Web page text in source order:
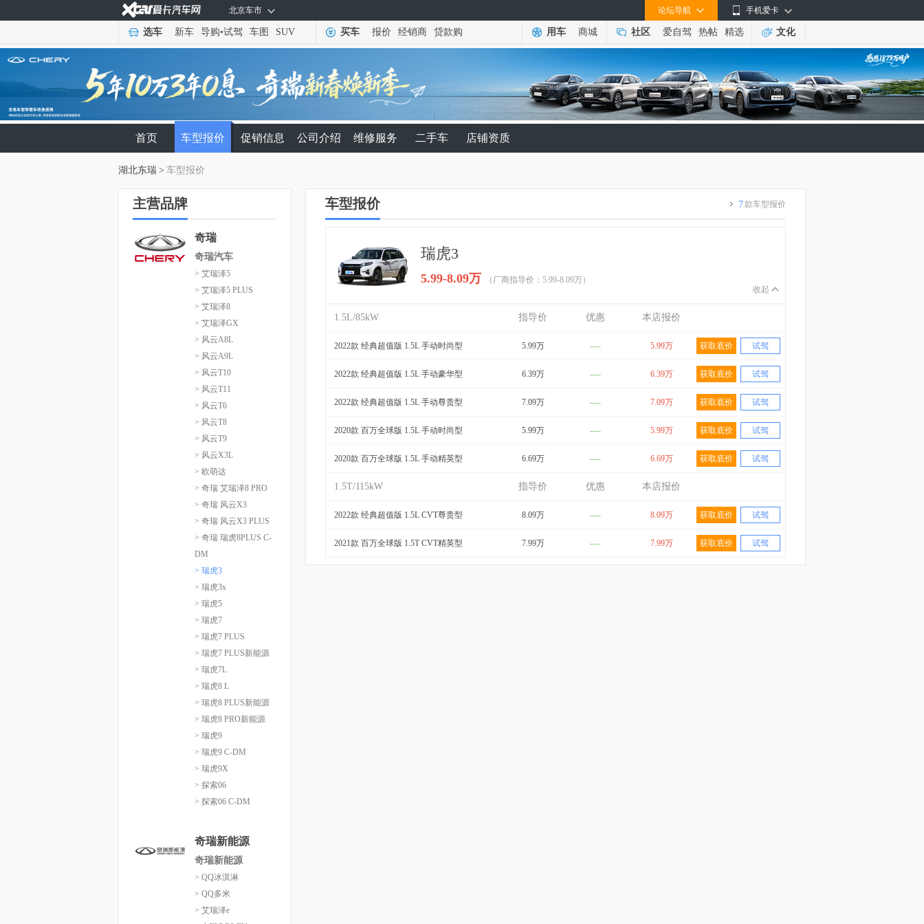
手机爱卡
论坛导航
北京车市
选车 新车 导购•试驾 车图 SUV 买车 报价 经销商 贷款购 用车 商城 社区 爱自驾 热帖 精选 文化
首页 车型报价 促销信息 公司介绍 维修服务 二手车 店铺资质
湖北东瑞 > 车型报价
主营品牌
奇瑞
奇瑞汽车
> 艾瑞泽5
> 艾瑞泽5 PLUS
> 艾瑞泽8
> 艾瑞泽GX
> 风云A8L
> 风云A9L
> 风云T10
> 风云T11
> 风云T6
> 风云T8
> 风云T9
> 风云X3L
> 欧萌达
> 奇瑞 艾瑞泽8 PRO
> 奇瑞 风云X3
> 奇瑞 风云X3 PLUS
> 奇瑞 瑞虎8PLUS C-
DM
> 瑞虎3
> 瑞虎3x
> 瑞虎5
> 瑞虎7
> 瑞虎7 PLUS
> 瑞虎7 PLUS新能源
> 瑞虎7L
> 瑞虎8 L
> 瑞虎8 PLUS新能源
> 瑞虎8 PRO新能源
> 瑞虎9
> 瑞虎9 C-DM
> 瑞虎9X
> 探索06
> 探索06 C-DM
奇瑞新能源
奇瑞新能源
> QQ冰淇淋
> QQ多米
> 艾瑞泽e
车型报价 7款车型报价
瑞虎3
5.99-8.09万
（厂商指导价：5.99-8.09万）
收起
1.5L/85kW 指导价 优惠 本店报价
2022款 经典超值版 1.5L 手动时尚型 5.99万 ---- 5.99万 获取底价 试驾
2022款 经典超值版 1.5L 手动豪华型 6.39万 ---- 6.39万 获取底价 试驾
2022款 经典超值版 1.5L 手动尊贵型 7.09万 ---- 7.09万 获取底价 试驾
2020款 百万全球版 1.5L 手动时尚型 5.99万 ---- 5.99万 获取底价 试驾
2020款 百万全球版 1.5L 手动精英型 6.69万 ---- 6.69万 获取底价 试驾
1.5T/115kW 指导价 优惠 本店报价
2022款 经典超值版 1.5L CVT尊贵型 8.09万 ---- 8.09万 获取底价 试驾
2021款 百万全球版 1.5T CVT精英型 7.99万 ---- 7.99万 获取底价 试驾